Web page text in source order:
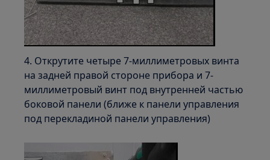
4. Открутите четыре 7-миллиметровых винта
на задней правой стороне прибора и 7-
миллиметровый винт под внутренней частью
боковой панели (ближе к панели управления
под перекладиной панели управления)